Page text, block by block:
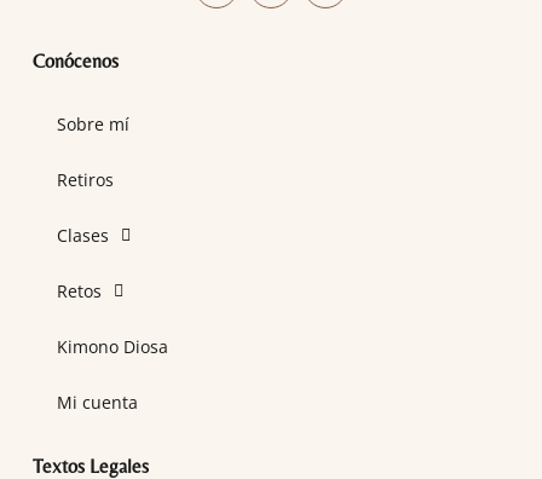
Conócenos
Sobre mí
Retiros
Clases
Retos
Kimono Diosa
Mi cuenta
Textos Legales